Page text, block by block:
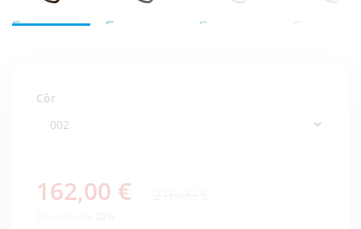
Côr
162,00 €